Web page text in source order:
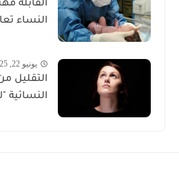
القابلة
النساء
يونيو 22, 2025
التقليل
النسائية